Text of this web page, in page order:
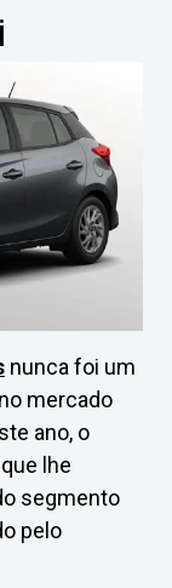
nunca foi um
mercado
ano, o
lhe
segmento
pelo